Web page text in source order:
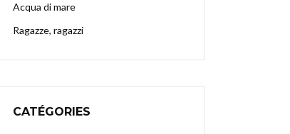
Acqua di mare
Ragazze, ragazzi
CATÉGORIES